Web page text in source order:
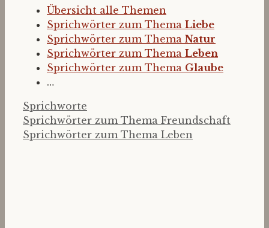
Übersicht alle Themen
Sprichwörter zum Thema Liebe
Sprichwörter zum Thema Natur
Sprichwörter zum Thema Leben
Sprichwörter zum Thema Glaube
…
Kategorien
Sprichworte
Sprichwörter zum Thema Freundschaft
Sprichwörter zum Thema Leben